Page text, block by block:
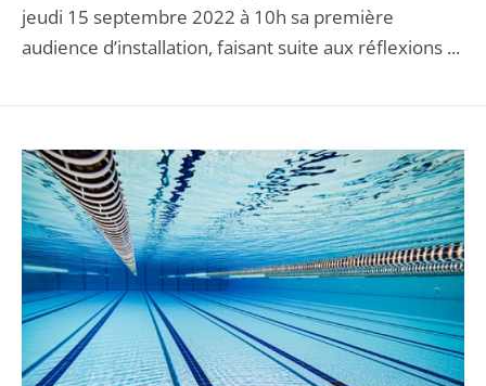
jeudi 15 septembre 2022 à 10h sa première
audience d’installation, faisant suite aux réflexions ...